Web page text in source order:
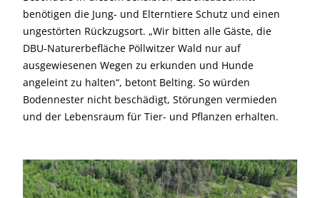
benötigen die Jung- und Elterntiere Schutz und einen
ungestörten Rückzugsort. „Wir bitten alle Gäste, die
DBU-Naturerbefläche Pöllwitzer Wald nur auf
ausgewiesenen Wegen zu erkunden und Hunde
angeleint zu halten“, betont Belting. So würden
Bodennester nicht beschädigt, Störungen vermieden
und der Lebensraum für Tier- und Pflanzen erhalten.